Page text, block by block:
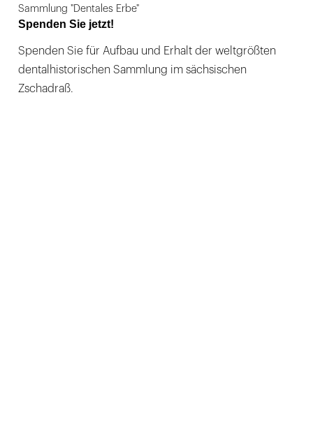
Sammlung "Dentales Erbe"
Spenden Sie jetzt!
Spenden Sie für Aufbau und Erhalt der weltgrößten
dentalhistorischen Sammlung im sächsischen
Zschadraß.